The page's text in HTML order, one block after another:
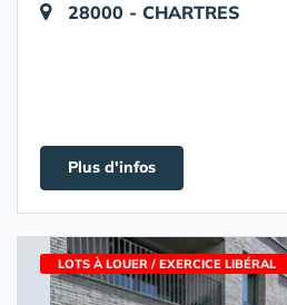
28000 - CHARTRES
Plus d'infos
LOTS À LOUER / EXERCICE LIBÉRAL